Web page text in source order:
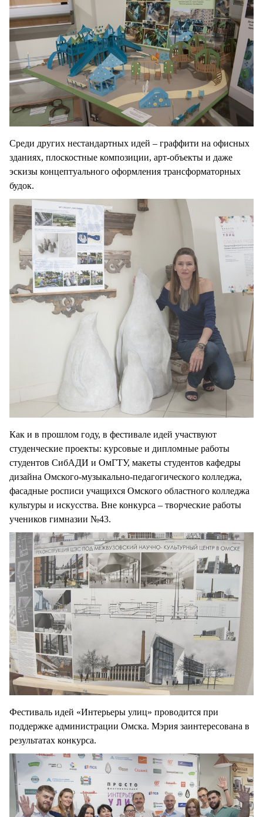
Среди других нестандартных идей – граффити на офисных
зданиях, плоскостные композиции, арт-объекты и даже
эскизы концептуального оформления трансформаторных
будок.
Как и в прошлом году, в фестивале идей участвуют
студенческие проекты: курсовые и дипломные работы
студентов СибАДИ и ОмГТУ, макеты студентов кафедры
дизайна Омского-музыкально-педагогического колледжа,
фасадные росписи учащихся Омского областного колледжа
культуры и искусства. Вне конкурса – творческие работы
учеников гимназии №43.
Фестиваль идей «Интерьеры улиц» проводится при
поддержке администрации Омска. Мэрия заинтересована в
результатах конкурса.